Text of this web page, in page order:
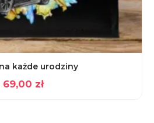
każde urodziny
69,00 zł